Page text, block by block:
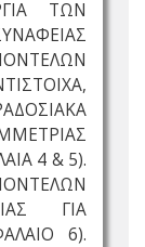
ΤΩΝ
4 & 5).
ΓΙΑ
6).